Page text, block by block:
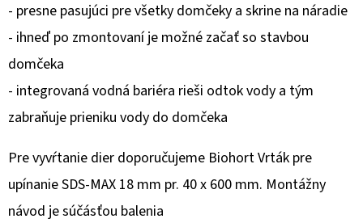
- presne pasujúci pre všetky domčeky a skrine na náradie
- ihneď po zmontovaní je možné začať so stavbou
domčeka
- integrovaná vodná bariéra rieši odtok vody a tým
zabraňuje prieniku vody do domčeka
Pre vyvŕtanie dier doporučujeme Biohort Vrták pre
upínanie SDS-MAX 18 mm pr. 40 x 600 mm. Montážny
návod je súčásťou balenia